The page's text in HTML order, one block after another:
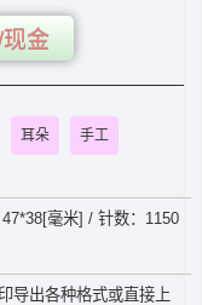
金
耳朵 手工
毫米] / 针数：1150
导出各种格式或直接上